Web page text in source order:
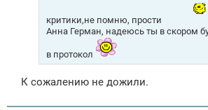
критики,не помню, прости
Анна Герман, надеюсь ты в скором
в протокол
К сожалению не дожили.